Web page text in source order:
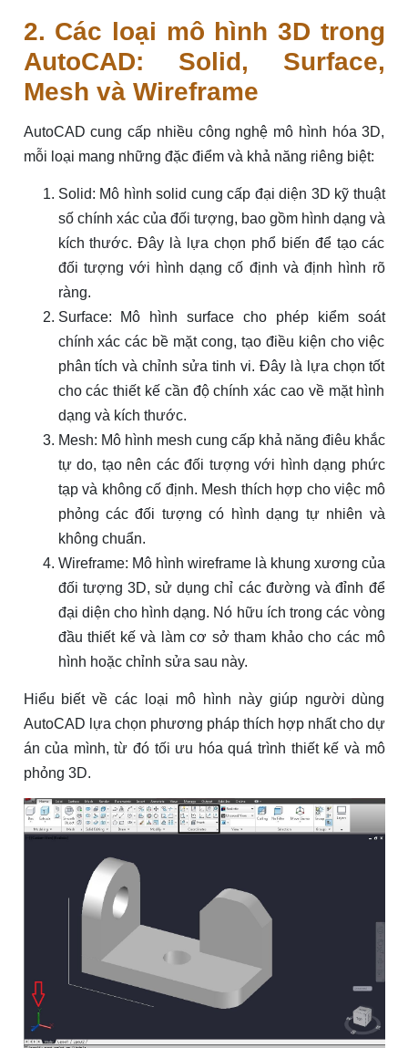
2. Các loại mô hình 3D trong
AutoCAD: Solid, Surface,
Mesh và Wireframe
AutoCAD cung cấp nhiều công nghệ mô hình hóa 3D,
mỗi loại mang những đặc điểm và khả năng riêng biệt:
Solid: Mô hình solid cung cấp đại diện 3D kỹ thuật
số chính xác của đối tượng, bao gồm hình dạng và
kích thước. Đây là lựa chọn phổ biến để tạo các
đối tượng với hình dạng cố định và định hình rõ
ràng.
Surface: Mô hình surface cho phép kiểm soát
chính xác các bề mặt cong, tạo điều kiện cho việc
phân tích và chỉnh sửa tinh vi. Đây là lựa chọn tốt
cho các thiết kế cần độ chính xác cao về mặt hình
dạng và kích thước.
Mesh: Mô hình mesh cung cấp khả năng điêu khắc
tự do, tạo nên các đối tượng với hình dạng phức
tạp và không cố định. Mesh thích hợp cho việc mô
phỏng các đối tượng có hình dạng tự nhiên và
không chuẩn.
Wireframe: Mô hình wireframe là khung xương của
đối tượng 3D, sử dụng chỉ các đường và đỉnh để
đại diện cho hình dạng. Nó hữu ích trong các vòng
đầu thiết kế và làm cơ sở tham khảo cho các mô
hình hoặc chỉnh sửa sau này.
Hiểu biết về các loại mô hình này giúp người dùng
AutoCAD lựa chọn phương pháp thích hợp nhất cho dự
án của mình, từ đó tối ưu hóa quá trình thiết kế và mô
phỏng 3D.